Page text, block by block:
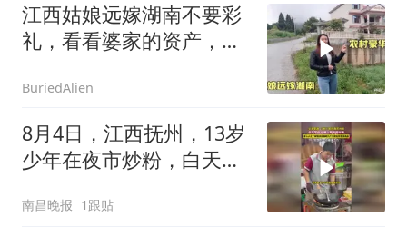
江西姑娘远嫁湖南不要彩
礼，看看婆家的资产，老
BuriedAlien
8月4日，江西抚州，13岁
少年在夜市炒粉，白天写
心人士捐助
南昌晚报 1跟贴